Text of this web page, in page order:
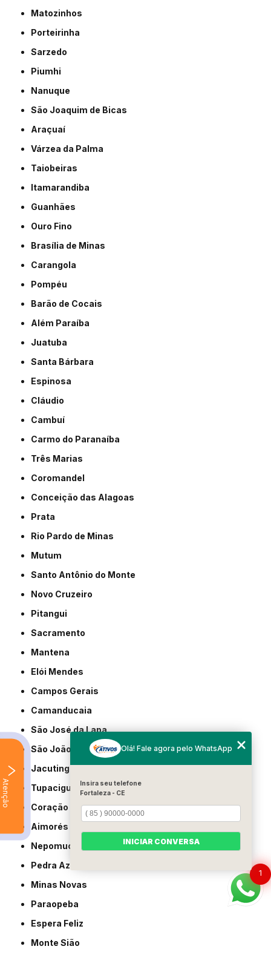
Matozinhos
Porteirinha
Sarzedo
Piumhi
Nanuque
São Joaquim de Bicas
Araçuaí
Várzea da Palma
Taiobeiras
Itamarandiba
Guanhães
Ouro Fino
Brasília de Minas
Carangola
Pompéu
Barão de Cocais
Além Paraíba
Juatuba
Santa Bárbara
Espinosa
Cláudio
Cambuí
Carmo do Paranaíba
Três Marias
Coromandel
Conceição das Alagoas
Prata
Rio Pardo de Minas
Mutum
Santo Antônio do Monte
Novo Cruzeiro
Pitangui
Sacramento
Mantena
Elói Mendes
Campos Gerais
Camanducaia
São José da Lapa
São João Nepomuceno
Jacutinga
Tupaciguara
Coração de Jesus
Aimorés
Nepomuceno
Pedra Azul
Minas Novas
Paraopeba
Espera Feliz
Monte Sião
Atenção
1
Olá! Fale agora pelo WhatsApp
Insira seu telefone
Fortaleza - CE
INICIAR CONVERSA